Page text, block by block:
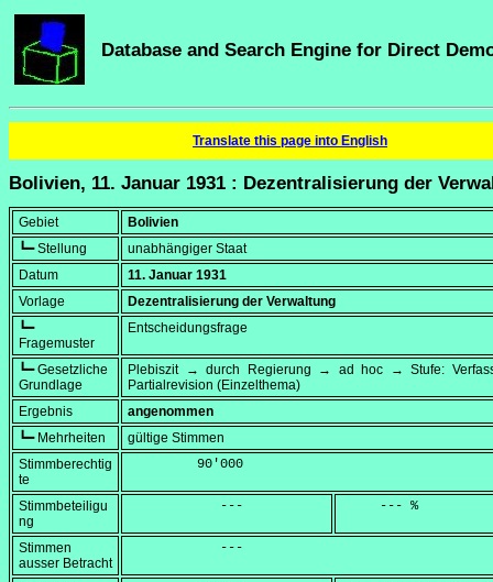
Database and Search Engine for Direct
Translate this page into English
Bolivien, 11. Januar 1931 : Dezentralisierung der
Gebiet
Bolivien
┗━ Stellung
unabhängiger Staat
Datum
11. Januar 1931
Vorlage
Dezentralisierung der Verwaltung
┗━
Fragemuster
Entscheidungsfrage
┗━ Gesetzliche
Grundlage
Plebiszit → durch Regierung → ad hoc → Stufe:
Partialrevision (Einzelthema)
Ergebnis
angenommen
┗━ Mehrheiten
gültige Stimmen
Stimmberechtig
te
         90'000
Stimmbeteiligu
ng
            ---
     --- %
Stimmen
ausser Betracht
            ---